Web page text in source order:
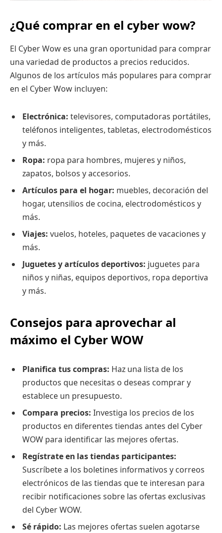
¿Qué comprar en el cyber wow?
El Cyber Wow es una gran oportunidad para comprar
una variedad de productos a precios reducidos.
Algunos de los artículos más populares para comprar
en el Cyber Wow incluyen:
Electrónica: televisores, computadoras portátiles,
teléfonos inteligentes, tabletas, electrodomésticos
y más.
Ropa: ropa para hombres, mujeres y niños,
zapatos, bolsos y accesorios.
Artículos para el hogar: muebles, decoración del
hogar, utensilios de cocina, electrodomésticos y
más.
Viajes: vuelos, hoteles, paquetes de vacaciones y
más.
Juguetes y artículos deportivos: juguetes para
niños y niñas, equipos deportivos, ropa deportiva
y más.
Consejos para aprovechar al
máximo el Cyber WOW
Planifica tus compras: Haz una lista de los
productos que necesitas o deseas comprar y
establece un presupuesto.
Compara precios: Investiga los precios de los
productos en diferentes tiendas antes del Cyber
WOW para identificar las mejores ofertas.
Regístrate en las tiendas participantes:
Suscríbete a los boletines informativos y correos
electrónicos de las tiendas que te interesan para
recibir notificaciones sobre las ofertas exclusivas
del Cyber WOW.
Sé rápido: Las mejores ofertas suelen agotarse